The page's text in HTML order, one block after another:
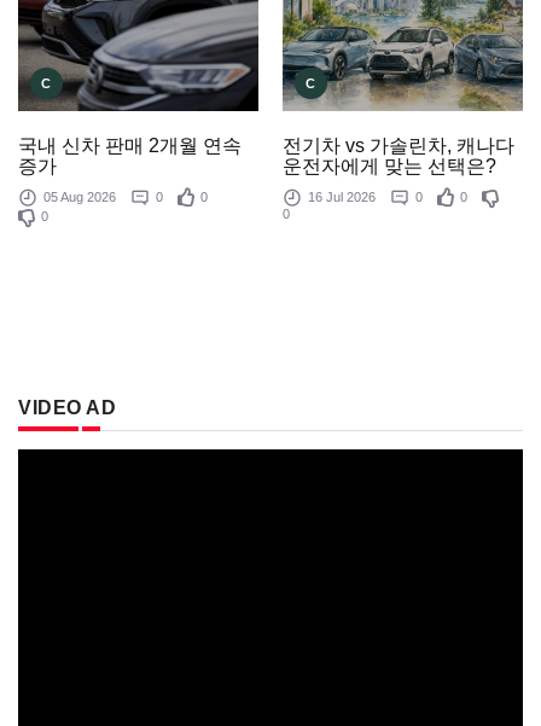
C
국내 신차 판매 2개월 연속
증가
05 Aug 2026 0
0
0
C
전기차 vs 가솔린차, 캐나다
운전자에게 맞는 선택은?
16 Jul 2026 0
0
0
VIDEO AD